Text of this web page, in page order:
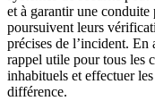
et à garantir une conduite
poursuivent leurs
précises de l’incident. En
rappel utile pour tous les
inhabituels et effectuer
différence.